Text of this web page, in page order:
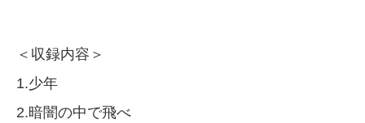
＜収録内容＞
1.少年
2.暗闇の中で飛べ